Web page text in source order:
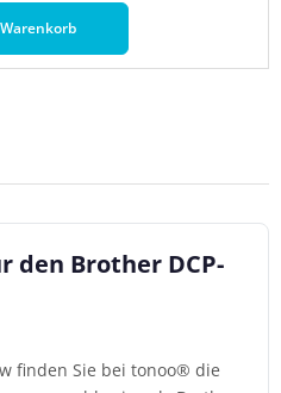
Brother DCP-
finden Sie bei tonoo® die